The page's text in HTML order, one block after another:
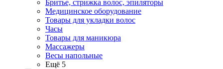
Бритье, стрижка волос, эпиляторы
Медицинское оборудование
Товары для укладки волос
Часы
Товары для маникюра
Массажеры
Весы напольные
Ещё 5